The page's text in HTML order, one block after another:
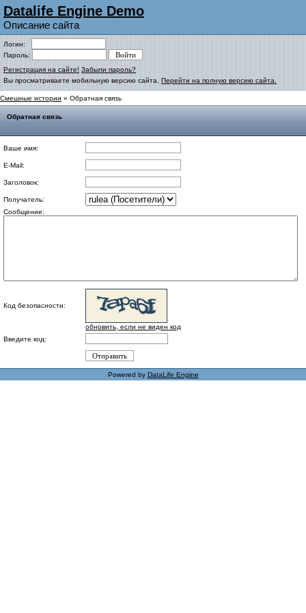
Datalife Engine Demo
Описание сайта
Логин:
Пароль:
Регистрация на сайте! Забыли пароль?
Вы просматриваете мобильную версию сайта. Перейти на полную версию сайта.
Смешные истории » Обратная связь
Обратная связь
Ваше имя:
E-Mail:
Заголовок:
Получатель:
Сообщение:
Код безопасности:
обновить, если не виден код
Введите код:
Powered by DataLife Engine